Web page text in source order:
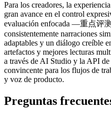
Para los creadores, la
gran avance en el control
evaluación enfocada —重点评
consistentemente narraciones
adaptables y un diálogo creíble
artefactos y mejores lecturas
a través de AI Studio y la API
convincente para los flujos de
y voz de producto.
Preguntas